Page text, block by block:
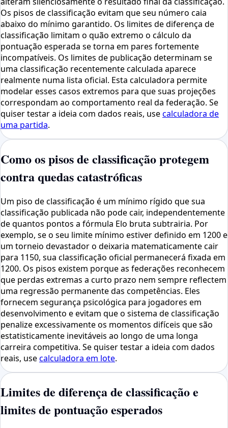
Os pisos de classificação evitam que seu número caia
abaixo do mínimo garantido. Os limites de diferença de
classificação limitam o quão extremo o cálculo da
pontuação esperada se torna em pares fortemente
incompatíveis. Os limites de publicação determinam se
uma classificação recentemente calculada aparece
realmente numa lista oficial. Esta calculadora permite
modelar esses casos extremos para que suas projeções
correspondam ao comportamento real da federação. Se
quiser testar a ideia com dados reais, usecalculadora de
uma partida.
Como os pisos de classificação protegem
contra quedas catastróficas
Um piso de classificação é um mínimo rígido que sua
classificação publicada não pode cair, independentemente
de quantos pontos a fórmula Elo bruta subtrairia. Por
exemplo, se o seu limite mínimo estiver definido em 1200 e
um torneio devastador o deixaria matematicamente cair
para 1150, sua classificação oficial permanecerá fixada em
1200. Os pisos existem porque as federações reconhecem
que perdas extremas a curto prazo nem sempre reflectem
uma regressão permanente das competências. Eles
fornecem segurança psicológica para jogadores em
desenvolvimento e evitam que o sistema de classificação
penalize excessivamente os momentos difíceis que são
estatisticamente inevitáveis ​​ao longo de uma longa
carreira competitiva. Se quiser testar a ideia com dados
reais, usecalculadora em lote.
Limites de diferença de classificação e
limites de pontuação esperados